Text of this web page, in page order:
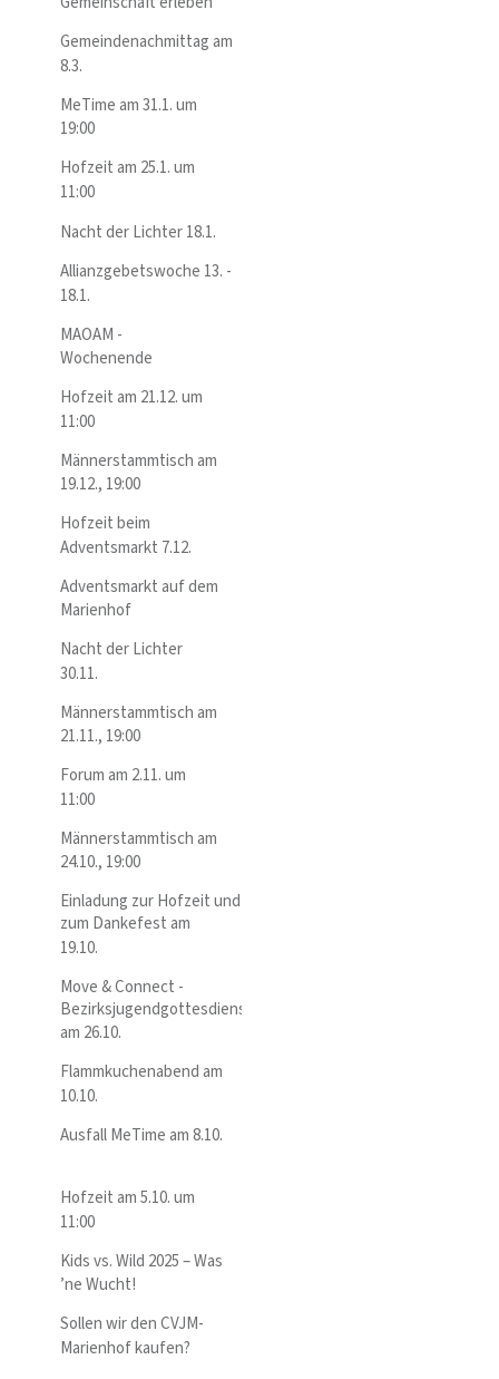
Gemeindenachmittag am
8.3.
MeTime am 31.1. um
19:00
Hofzeit am 25.1. um
11:00
Nacht der Lichter 18.1.
Allianzgebetswoche 13. -
18.1.
MAOAM -
Wochenende
Hofzeit am 21.12. um
11:00
Männerstammtisch am
19.12., 19:00
Hofzeit beim
Adventsmarkt 7.12.
Adventsmarkt auf dem
Marienhof
Nacht der Lichter
30.11.
Männerstammtisch am
21.11., 19:00
Forum am 2.11. um
11:00
Männerstammtisch am
24.10., 19:00
Einladung zur Hofzeit und
zum Dankefest am
19.10.
Move & Connect -
Bezirksjugendgottesdienst
am 26.10.
Flammkuchenabend am
10.10.
Ausfall MeTime am 8.10.
Hofzeit am 5.10. um
11:00
Kids vs. Wild 2025 – Was
’ne Wucht!
Sollen wir den CVJM-
Marienhof kaufen?